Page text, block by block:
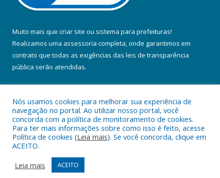
Muito mais que criar site ou sistema para prefeituras!
Realizamos uma assessoria completa, onde garantimos em
contrato que todas as exigências das leis de transparência
pública serão atendidas.
Todos os direitos reservados a Prefeitura Municipal de Colares.
Mapa do Site
Acessar Área Administrativa
Acessar Webmail
Nós usamos cookies para melhorar sua experiência de
navegação no portal. Ao utilizar nosso portal, você
concorda com a política de monitoramento de cookies.
Para ter mais informações sobre como isso é feito, acesse
Política de cookies (Leia mais). Se você concorda, clique em
ACEITO.
Leia mais
ACEITO